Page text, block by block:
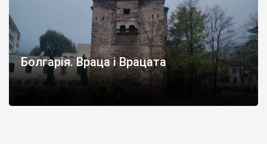
Болгарія. Враца і Врацата